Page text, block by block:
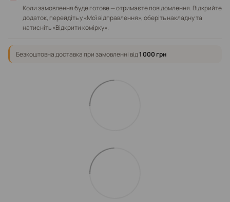
Коли замовлення буде готове — отримаєте повідомлення. Відкрийте
додаток, перейдіть у «Мої відправлення», оберіть накладну та
натисніть «Відкрити комірку».
Безкоштовна доставка при замовленні від1 000 грн